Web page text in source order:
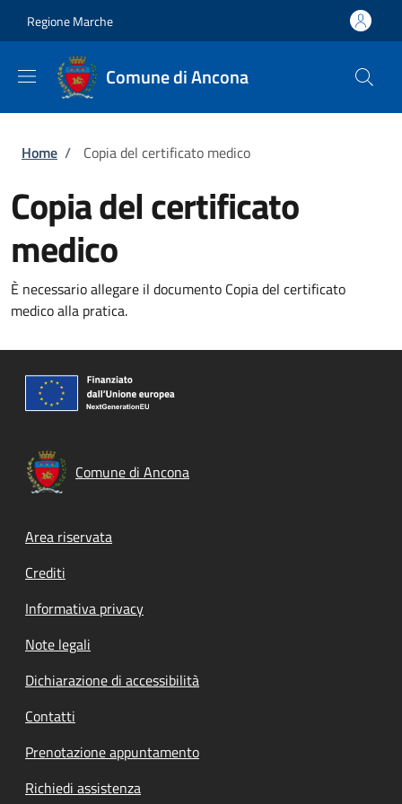
Regione Marche
Comune di Ancona
Briciole di pane
Home / Copia del certificato medico
Copia del certificato
medico
È necessario allegare il documento Copia del certificato
medico alla pratica.
Comune di Ancona
Footer menu
Area riservata
Crediti
Informativa privacy
Note legali
Dichiarazione di accessibilità
Contatti
Prenotazione appuntamento
Richiedi assistenza